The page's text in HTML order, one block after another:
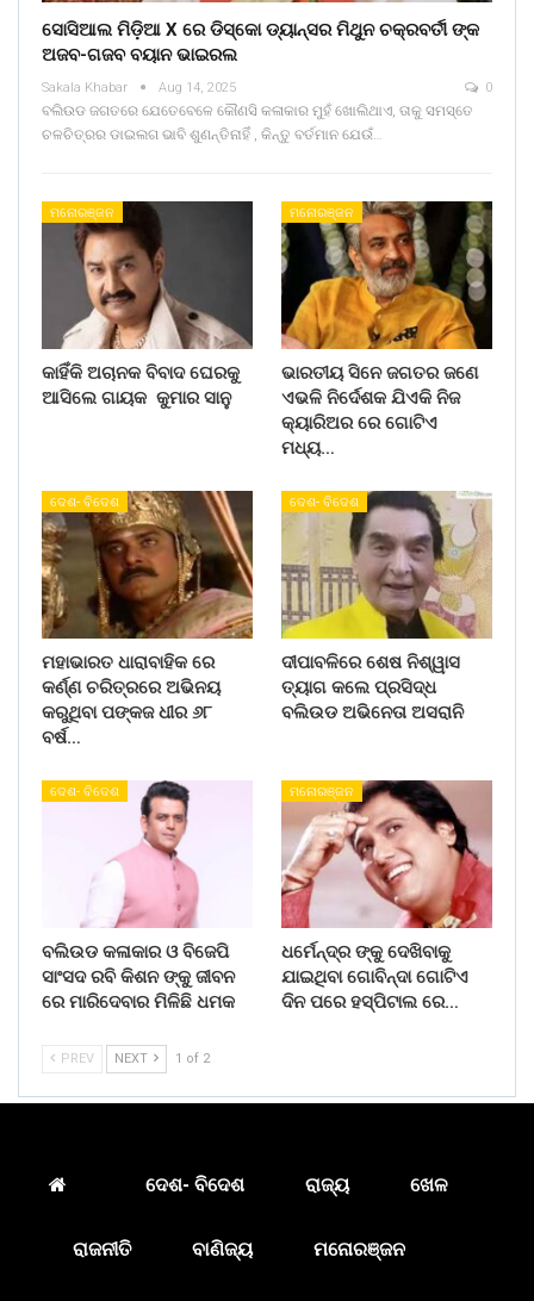
ସୋସିଆଲ ମିଡ଼ିଆ X ରେ ଡିସ୍କୋ ଡ୍ୟାନ୍ସର ମିଥୁନ ଚକ୍ରବର୍ତୀ ଙ୍କ
ଅଜବ-ଗଜବ ବୟାନ ଭାଇରଲ
Sakala Khabar Aug 14, 2025 0
ବଲିଉଡ ଜଗତରେ ଯେତେବେଳେ କୌଣସି କଳାକାର ମୁହଁ ଖୋଲିଥାଏ, ତାକୁ ସମସ୍ତେ
ଚଳଚିତ୍ରର ଡାଇଲଗ ଭାବି ଶୁଣନ୍ତିନାହିଁ , କିନ୍ତୁ ବର୍ତମାନ ଯେଉଁ…
ମନୋରଞ୍ଜନ
କାହିଁକି ଅଚାନକ ବିବାଦ ଘେରକୁ
ଆସିଲେ ଗାୟକ କୁମାର ସାନୁ
ମନୋରଞ୍ଜନ
ଭାରତୀୟ ସିନେ ଜଗତର ଜଣେ
ଏଭଳି ନିର୍ଦେଶକ ଯିଏକି ନିଜ
କ୍ୟାରିଅର ରେ ଗୋଟିଏ
ମଧ୍ୟ…
ଦେଶ- ବିଦେଶ
ମହାଭାରତ ଧାରାବାହିକ ରେ
କର୍ଣ୍ଣ ଚରିତ୍ରରେ ଅଭିନୟ
କରୁଥିବା ପଙ୍କଜ ଧୀର ୬୮
ବର୍ଷ…
ଦେଶ- ବିଦେଶ
ଦୀପାବଳିରେ ଶେଷ ନିଶ୍ୱାସ
ତ୍ୟାଗ କଲେ ପ୍ରସିଦ୍ଧ
ବଲିଉଡ ଅଭିନେତା ଅସରାନି
ଦେଶ- ବିଦେଶ
ବଲିଉଡ କଳାକାର ଓ ବିଜେପି
ସାଂସଦ ରବି କିଶନ ଙ୍କୁ ଜୀବନ
ରେ ମାରିଦେବାର ମିଳିଛି ଧମକ
ମନୋରଞ୍ଜନ
ଧର୍ମେନ୍ଦ୍ର ଙ୍କୁ ଦେଖିବାକୁ
ଯାଇଥିବା ଗୋବିନ୍ଦା ଗୋଟିଏ
ଦିନ ପରେ ହସ୍ପିଟାଲ ରେ…
PREV NEXT 1 of 2
ଦେଶ- ବିଦେଶ ରାଜ୍ୟ ଖେଳ
ରାଜନୀତି ବାଣିଜ୍ୟ ମନୋରଞ୍ଜନ